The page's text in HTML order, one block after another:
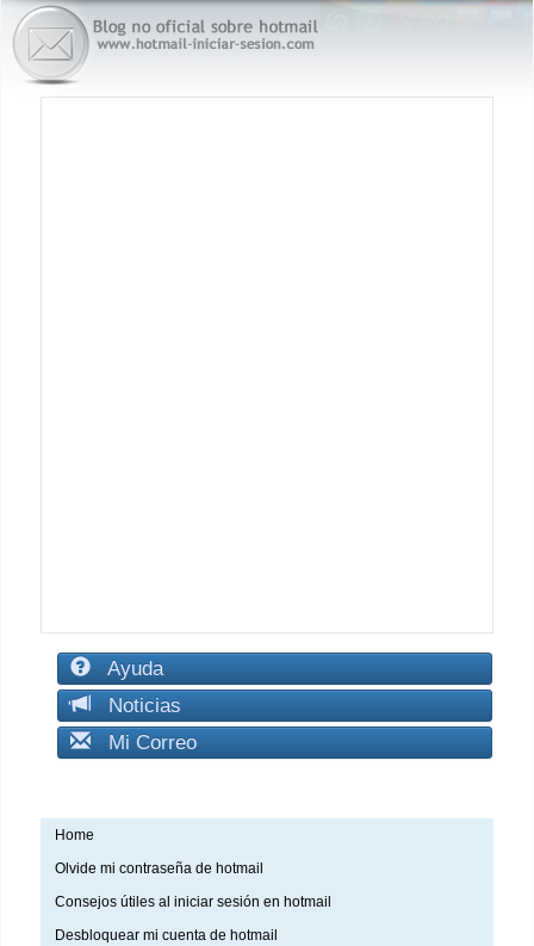
Ayuda
Noticias
Mi Correo
Home
Olvide mi contraseña de hotmail
Consejos útiles al iniciar sesión en hotmail
Desbloquear mi cuenta de hotmail